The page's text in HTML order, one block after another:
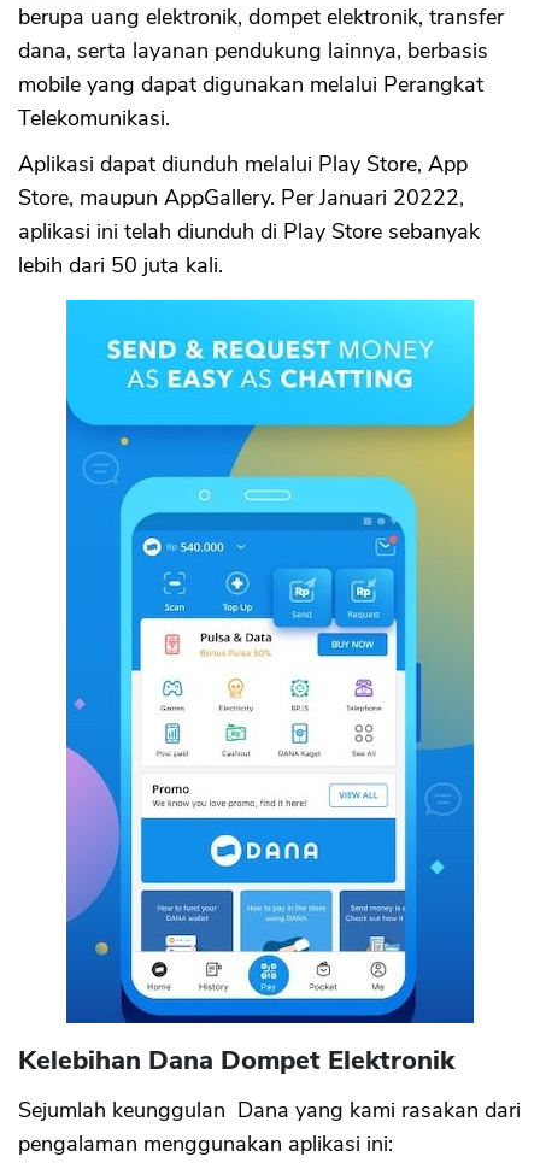
berupa uang elektronik, dompet elektronik, transfer
dana, serta layanan pendukung lainnya, berbasis
mobile yang dapat digunakan melalui Perangkat
Telekomunikasi.
Aplikasi dapat diunduh melalui Play Store, App
Store, maupun AppGallery. Per Januari 20222,
aplikasi ini telah diunduh di Play Store sebanyak
lebih dari 50 juta kali.
Kelebihan Dana Dompet Elektronik
Sejumlah keunggulan Dana yang kami rasakan dari
pengalaman menggunakan aplikasi ini: